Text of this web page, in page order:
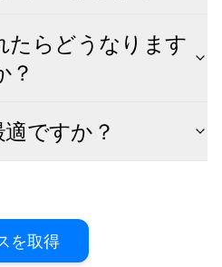
たらどうなります
？
ですか？
を取得